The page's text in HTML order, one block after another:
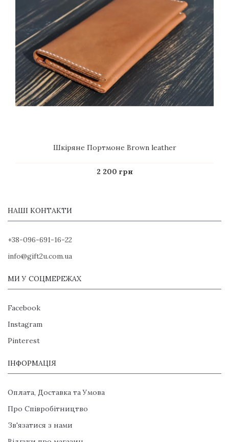
Шкіряне Портмоне Brown leather
2 200 грн
НАШІ КОНТАКТИ
+38-096-691-16-22
info@gift2u.com.ua
МИ У СОЦМЕРЕЖАХ
Facebook
Instagram
Pinterest
ІНФОРМАЦІЯ
Оплата, Доставка та Умова
Про Співробітництво
Зв'язатися з нами